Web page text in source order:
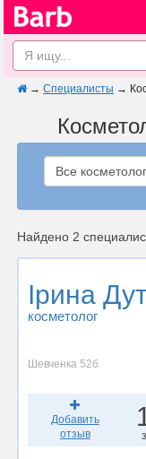
→ Специалисты →
Все
Найдено 2
Ірина
косметолог
Шевченка 52б
Добавить
отзыв